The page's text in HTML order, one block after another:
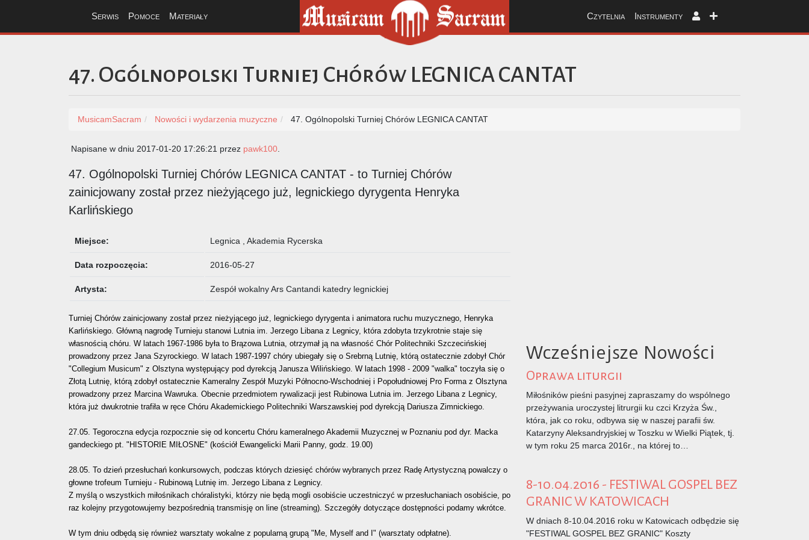
Serwis Pomoce Materiały Czytelnia Instrumenty
47. Ogólnopolski Turniej Chórów LEGNICA CANTAT
MusicamSacram Nowości i wydarzenia muzyczne 47. Ogólnopolski Turniej Chórów LEGNICA CANTAT
Napisane w dniu 2017-01-20 17:26:21 przez pawk100
47. Ogólnopolski Turniej Chórów LEGNICA CANTAT - to Turniej Chórów
zainicjowany został przez nieżyjącego już, legnickiego dyrygenta Henryka
Karlińskiego
Miejsce: Legnica , Akademia Rycerska
Data rozpoczęcia: 2016-05-27
Artysta: Zespół wokalny Ars Cantandi katedry legnickiej
Turniej Chórów zainicjowany został przez nieżyjącego już, legnickiego dyrygenta i animatora ruchu muzycznego, Henryka
Karlińskiego. Główną nagrodę Turnieju stanowi Lutnia im. Jerzego Libana z Legnicy, która zdobyta trzykrotnie staje się
własnością chóru. W latach 1967-1986 była to Brązowa Lutnia, otrzymał ją na własność Chór Politechniki Szczecińskiej
prowadzony przez Jana Szyrockiego. W latach 1987-1997 chóry ubiegały się o Srebrną Lutnię, którą ostatecznie zdobył Chór
"Collegium Musicum" z Olsztyna występujący pod dyrekcją Janusza Wilińskiego. W latach 1998 - 2009 "walka" toczyła się o
Złotą Lutnię, którą zdobył ostatecznie Kameralny Zespół Muzyki Północno-Wschodniej i Popołudniowej Pro Forma z Olsztyna
prowadzony przez Marcina Wawruka. Obecnie przedmiotem rywalizacji jest Rubinowa Lutnia im. Jerzego Libana z Legnicy,
która już dwukrotnie trafiła w ręce Chóru Akademickiego Politechniki Warszawskiej pod dyrekcją Dariusza Zimnickiego.
27.05. Tegoroczna edycja rozpocznie się od koncertu Chóru kameralnego Akademii Muzycznej w Poznaniu pod dyr. Macka
gandeckiego pt. "HISTORIE MIŁOSNE" (kościół Ewangelicki Marii Panny, godz. 19.00)
28.05. To dzień przesłuchań konkursowych, podczas których dziesięć chórów wybranych przez Radę Artystyczną powalczy o
głowne trofeum Turnieju - Rubinową Lutnię im. Jerzego Libana z Legnicy.
Z myślą o wszystkich miłośnikach chóralistyki, którzy nie będą mogli osobiście uczestniczyć w przesłuchaniach osobiście, po
raz kolejny przygotowujemy bezpośrednią transmisję on line (streaming). Szczegóły dotyczące dostępności podamy wkrótce.
W tym dniu odbędą się również warsztaty wokalne z popularną grupą "Me, Myself and I" (warsztaty odpłatne).
Wcześniejsze Nowości
Oprawa liturgii
Miłośników pieśni pasyjnej zapraszamy do wspólnego
przeżywania uroczystej litrurgii ku czci Krzyża Św.,
która, jak co roku, odbywa się w naszej parafii św.
Katarzyny Aleksandryjskiej w Toszku w Wielki Piątek, tj.
w tym roku 25 marca 2016r., na której to…
8-10.04.2016 - FESTIWAL GOSPEL BEZ
GRANIC W KATOWICACH
W dniach 8-10.04.2016 roku w Katowicach odbędzie się
"FESTIWAL GOSPEL BEZ GRANIC" Koszty